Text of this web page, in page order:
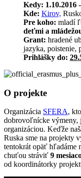
Kedy: 1.10.2016
Kde: Kirov,
Pre koho: mladí
deťmi a
Grant: hradené
jazyka, poistenie,
Prihlášky do:
O projekte
Organizácia SFERA,
dobrovoľnícke výmeny,
organizáciou. Keďže
Ruska sme na projekty
tentokrát opäť hľadáme
chuťou stráviť 9
od koordinátorky